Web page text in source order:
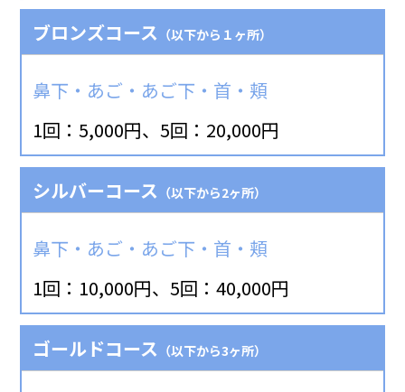
ブロンズコース （以下から１ヶ所）
鼻下・あご・あご下・首・頬
1回：5,000円、5回：20,000円
シルバーコース （以下から2ヶ所）
鼻下・あご・あご下・首・頬
1回：10,000円、5回：40,000円
ゴールドコース （以下から3ヶ所）